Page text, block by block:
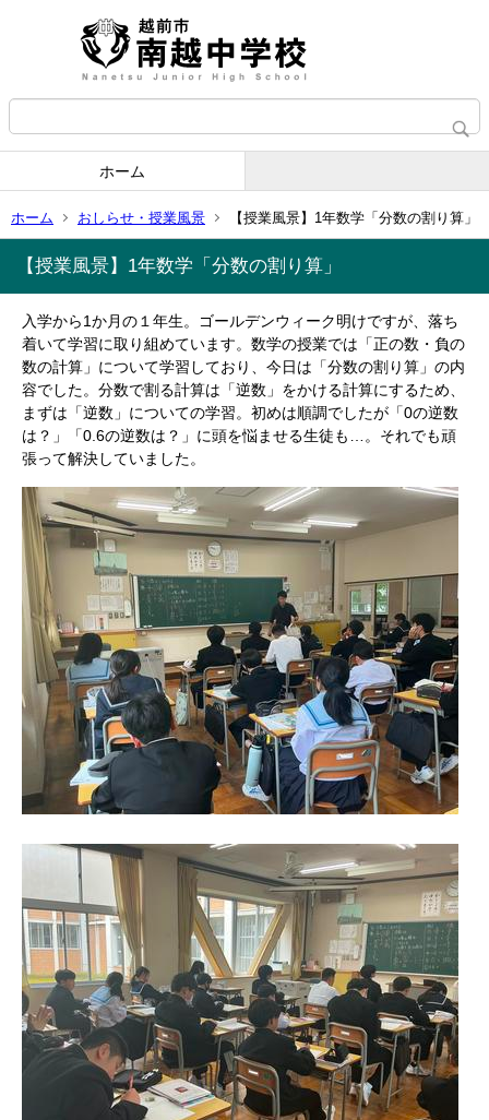
ホーム
ホーム おしらせ・授業風景 【授業風景】1年数学「分数の割り算」
【授業風景】1年数学「分数の割り算」
入学から1か月の１年生。ゴールデンウィーク明けですが、落ち
着いて学習に取り組めています。数学の授業では「正の数・負の
数の計算」について学習しており、今日は「分数の割り算」の内
容でした。分数で割る計算は「逆数」をかける計算にするため、
まずは「逆数」についての学習。初めは順調でしたが「0の逆数
は？」「0.6の逆数は？」に頭を悩ませる生徒も…。それでも頑
張って解決していました。